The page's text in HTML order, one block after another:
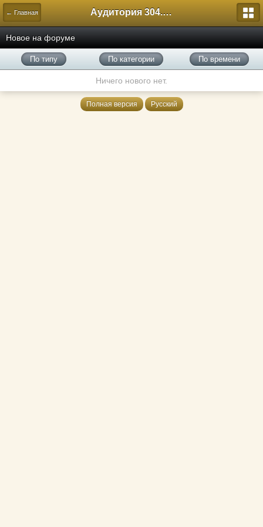
← Главная Аудитория 304. История России
Новое на форуме
По типу По категории По времени
Ничего нового нет.
Полная версия Русский